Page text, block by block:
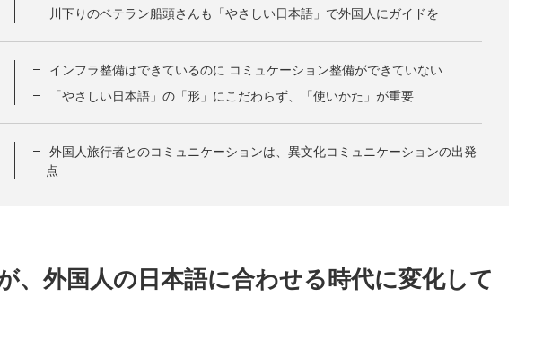
川下りのベテラン船頭さんも「やさしい日本語」で外国人にガイドを
インフラ整備はできているのに コミュケーション整備ができていない
「やさしい日本語」の「形」にこだわらず、「使いかた」が重要
外国人旅行者とのコミュニケーションは、異文化コミュニケーションの出発
点
、外国人の日本語に合わせる時代に変化して